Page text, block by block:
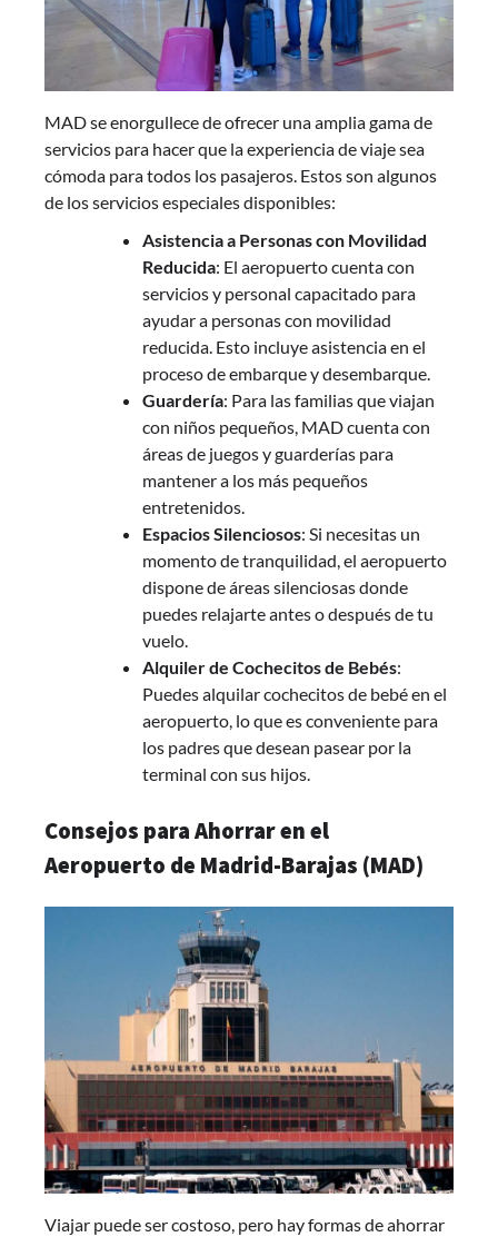
MAD se enorgullece de ofrecer una amplia gama de
servicios para hacer que la experiencia de viaje sea
cómoda para todos los pasajeros. Estos son algunos
de los servicios especiales disponibles:
Asistencia a Personas con Movilidad
Reducida: El aeropuerto cuenta con
servicios y personal capacitado para
ayudar a personas con movilidad
reducida. Esto incluye asistencia en el
proceso de embarque y desembarque.
Guardería: Para las familias que viajan
con niños pequeños, MAD cuenta con
áreas de juegos y guarderías para
mantener a los más pequeños
entretenidos.
Espacios Silenciosos: Si necesitas un
momento de tranquilidad, el aeropuerto
dispone de áreas silenciosas donde
puedes relajarte antes o después de tu
vuelo.
Alquiler de Cochecitos de Bebés:
Puedes alquilar cochecitos de bebé en el
aeropuerto, lo que es conveniente para
los padres que desean pasear por la
terminal con sus hijos.
Consejos para Ahorrar en el
Aeropuerto de Madrid-Barajas (MAD)
Viajar puede ser costoso, pero hay formas de ahorrar